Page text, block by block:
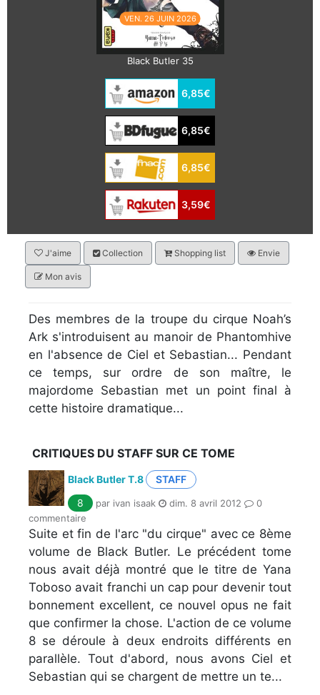
VEN. 26 JUIN 2026
Black Butler 35
6,85€
6,85€
6,85€
3,59€
J'aime Collection Shopping list Envie
Mon avis
Des membres de la troupe du cirque Noah’s
Ark s'introduisent au manoir de Phantomhive
en l'absence de Ciel et Sebastian... Pendant
ce temps, sur ordre de son maître, le
majordome Sebastian met un point final à
cette histoire dramatique...
CRITIQUES DU STAFF SUR CE TOME
Black Butler T.8
STAFF
8
par ivan isaak dim. 8 avril 2012
0
commentaire
Suite et fin de l'arc "du cirque" avec ce 8ème
volume de Black Butler. Le précédent tome
nous avait déjà montré que le titre de Yana
Toboso avait franchi un cap pour devenir tout
bonnement excellent, ce nouvel opus ne fait
que confirmer la chose. L'action de ce volume
8 se déroule à deux endroits différents en
parallèle. Tout d'abord, nous avons Ciel et
Sebastian qui se chargent de mettre un te...